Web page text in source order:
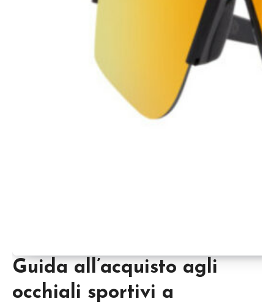
Guida all’acquisto agli
occhiali sportivi a